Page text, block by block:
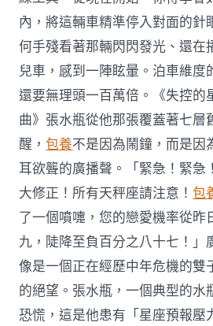
內，將這輛車精準停入對面的針
何手殘看著那輛閃閃發光、還在
兒車，感到一陣眩暈。泊車維度
還要無理頭一百萬倍。《失控的
曲》張水瓶從他那張覆蓋著七層
醒，包養不是因為鬧鐘，而是因
耳欲聾的廣播聲。「緊急！緊急
大修正！所有天秤座請注意！包
了一個噴嚏，您的戀愛機率從昨
九，陡降至負百分之八十七！」
像是一個正在經歷中年危機的雙
的絕望。張水瓶，一個典型的水
恐慌，這是他患有「星座預報壓